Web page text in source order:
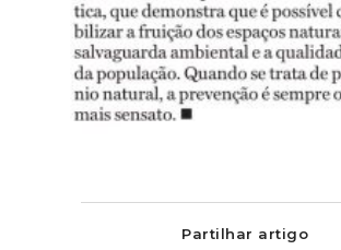
Partilhar artigo